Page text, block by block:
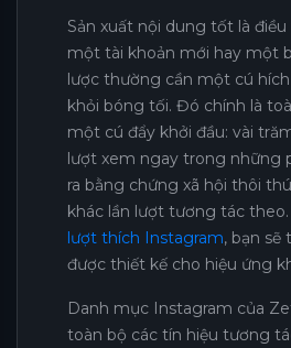
Sản xuất nội dung tốt là
một tài khoản mới hay một
lược thường cần một cú
khỏi bóng tối. Đó chính là
một cú đẩy khởi đầu: vài
lượt xem ngay trong những
ra bằng chứng xã hội thôi
khác lần lượt tương tác theo.
lượt thích Instagram, bạn sẽ
được thiết kế cho hiệu ứng
Danh mục Instagram của
toàn bộ các tín hiệu tương